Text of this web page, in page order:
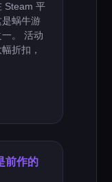
Steam 平
蜗牛游
。 活动
折扣，
前作的